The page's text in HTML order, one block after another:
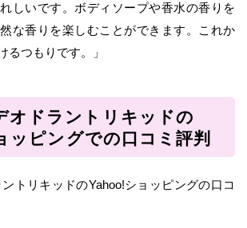
しいです。ボディソープや香水の香りを
な香りを楽しむことができます。これか
るつもりです。」
オドラントリキッドの
ッピングでの口コミ評判
トリキッドのYahoo!ショッピングの口コ